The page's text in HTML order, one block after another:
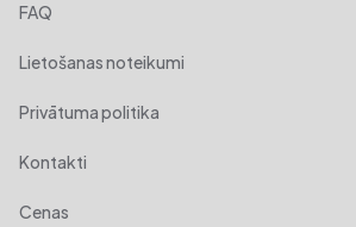
FAQ
Lietošanas noteikumi
Privātuma politika
Kontakti
Cenas